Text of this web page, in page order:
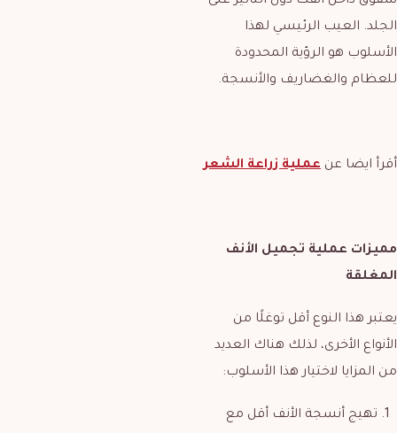
الجلد. العيب الرئيسي لهذا
الأسلوب هو الرؤية المحدودة
للعظام والغضاريف والأنسجة.
أقرأ ايضا عن عملية زراعة الشعر
مميزات عملية تجميل الأنف
المغلقة
يعتبر هذا النوع أقل توغلًا من
الأنواع الأخرى، لذلك هناك العديد
من المزايا لاختيار هذا الأسلوب:
تهيج أنسجة الأنف أقل مع